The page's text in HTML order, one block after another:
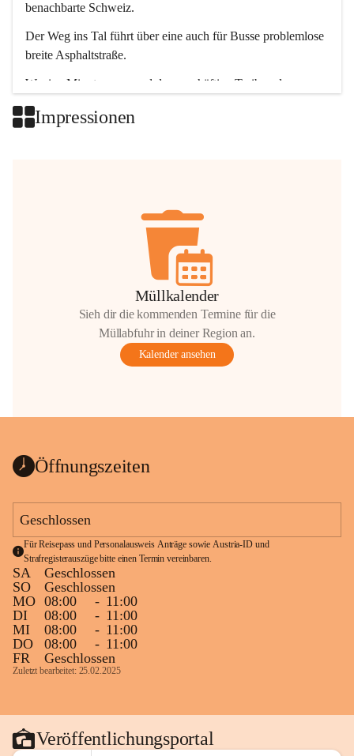
benachbarte Schweiz.
Der Weg ins Tal führt über eine auch für Busse problemlose
breite Asphaltstraße.
Wenige Minuten nur, und das geschäftige Treiben der
Impressionen
Müllkalender
Sieh dir die kommenden Termine für die
Müllabfuhr in deiner Region an.
Kalender ansehen
Öffnungszeiten
Geschlossen
Für Reisepass und Personalausweis Anträge sowie Austria-ID und
Strafregisterauszüge bitte einen Termin vereinbaren.
SA
Geschlossen
SO
Geschlossen
MO 08:00 - 11:00
DI
08:00 - 11:00
MI
08:00 - 11:00
DO
08:00 - 11:00
FR
Geschlossen
Zuletzt bearbeitet: 25.02.2025
Veröffentlichungsportal